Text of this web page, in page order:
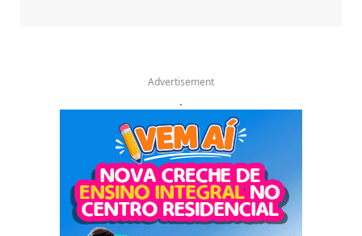
Advertisement
.